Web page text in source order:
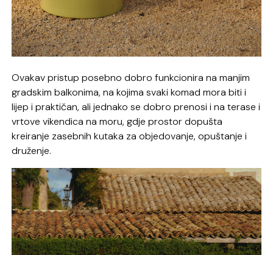
Ovakav pristup posebno dobro funkcionira na manjim
gradskim balkonima, na kojima svaki komad mora biti i
lijep i praktičan, ali jednako se dobro prenosi i na terase i
vrtove vikendica na moru, gdje prostor dopušta
kreiranje zasebnih kutaka za objedovanje, opuštanje i
druženje.